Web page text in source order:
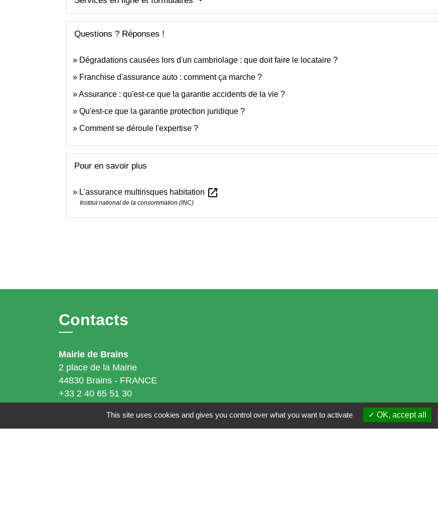
Questions ? Réponses !
Dégradations causées lors d'un cambriolage : que doit faire le locataire ?
Franchise d'assurance auto : comment ça marche ?
Assurance : qu'est-ce que la garantie accidents de la vie ?
Qu'est-ce que la garantie protection juridique ?
Comment se déroule l'expertise ?
Pour en savoir plus
L'assurance multirisques habitation open_in_new
Institut national de la consommation (INC)
Contacts
Mairie de Brains
2 place de la Mairie
44830 Brains - FRANCE
+33 2 40 65 51 30
This site uses cookies and gives you control over what you want to activate OK, accept all